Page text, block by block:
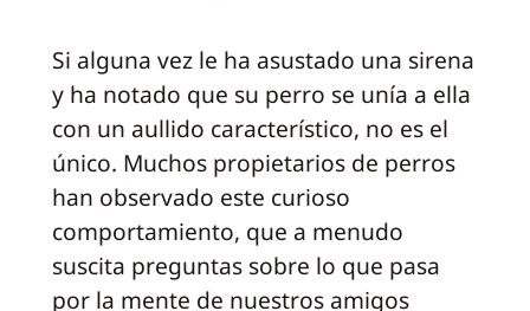
Si alguna vez le ha asustado una sirena
y ha notado que su perro se unía a ella
con un aullido característico, no es el
único. Muchos propietarios de perros
han observado este curioso
comportamiento, que a menudo
suscita preguntas sobre lo que pasa
por la mente de nuestros amigos